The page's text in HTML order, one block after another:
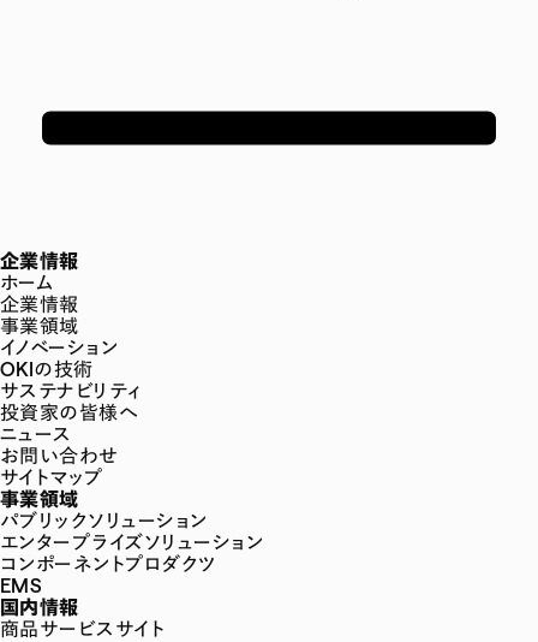
企業情報
ホーム
企業情報
事業領域
イノベーション
OKIの技術
サステナビリティ
投資家の皆様へ
ニュース
お問い合わせ
サイトマップ
事業領域
パブリックソリューション
エンタープライズソリューション
コンポーネントプロダクツ
EMS
国内情報
商品サービスサイト